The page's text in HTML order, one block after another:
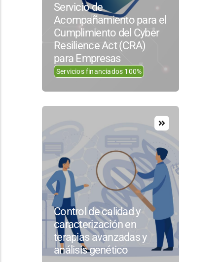
Servicio de
Acompañamiento para el
Cumplimiento del Cyber
Resilience Act (CRA)
para Empresas
Servicios financiados 100%
Control de calidad y
caracterización en
terapias avanzadas y
análisis genético